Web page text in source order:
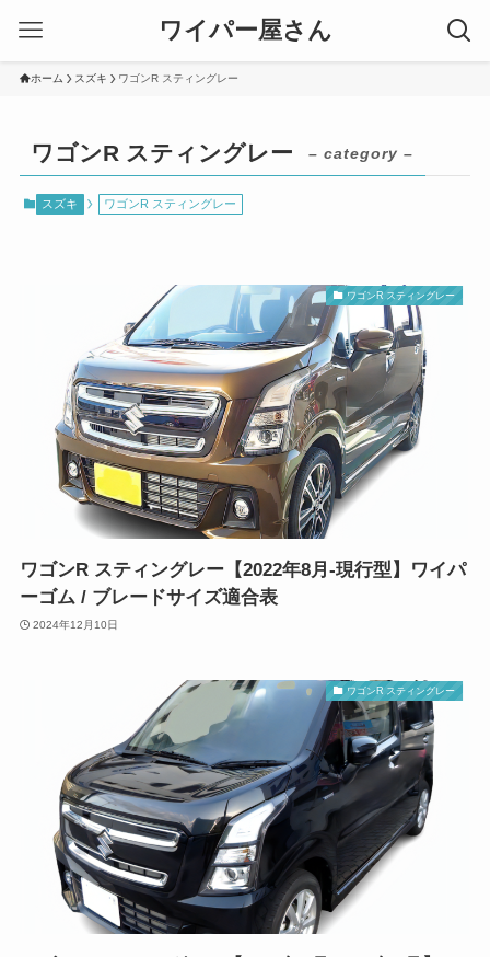
ワイパー屋さん
ホーム スズキ ワゴンR スティングレー
ワゴンR スティングレー – category –
スズキ ワゴンR スティングレー
ワゴンR スティングレー
ワゴンR スティングレー【2022年8月-現行型】ワイパ
ーゴム / ブレードサイズ適合表
2024年12月10日
ワゴンR スティングレー